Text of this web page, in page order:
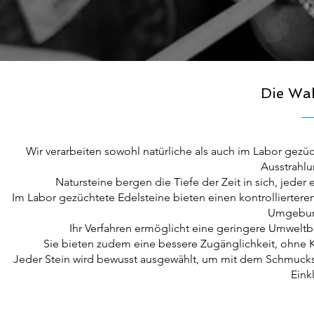
Die
Wir verarbeiten sowohl natürliche als auch im Labor
Natursteine bergen die Tiefe der Zeit in sich, jeder
Im Labor gezüchtete Edelsteine bieten einen
Ihr Verfahren ermöglicht eine geringere
Sie bieten zudem eine bessere Zugänglichkeit,
Jeder Stein wird bewusst ausgewählt, um mit dem